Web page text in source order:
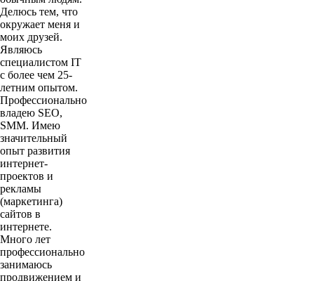
Делюсь тем, что
окружает меня и
моих друзей.
Являюсь
специалистом IT
с более чем 25-
летним опытом.
Профессионально
владею SEO,
SMM. Имею
значительный
опыт развития
интернет-
проектов и
рекламы
(маркетинга)
сайтов в
интернете.
Много лет
профессионально
занимаюсь
продвижением и